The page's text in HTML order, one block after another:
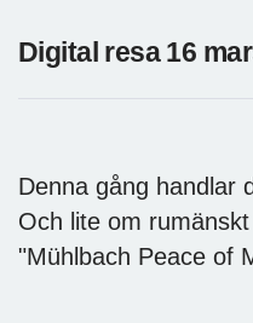
Digital resa 16
Denna gång handlar
Och lite om
"Mühlbach Peace of